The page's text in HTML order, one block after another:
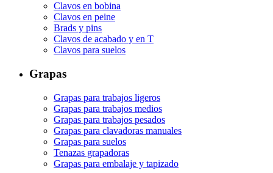
Clavos en bobina
Clavos en peine
Brads y pins
Clavos de acabado y en T
Clavos para suelos
Grapas
Grapas para trabajos ligeros
Grapas para trabajos medios
Grapas para trabajos pesados
Grapas para clavadoras manuales
Grapas para suelos
Tenazas grapadoras
Grapas para embalaje y tapizado